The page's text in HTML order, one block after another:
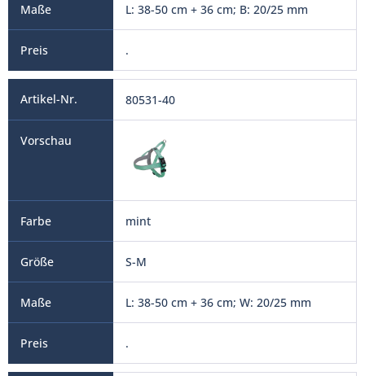
L: 38-50 cm + 36 cm; B: 20/25 mm
.
80531-40
mint
S-M
L: 38-50 cm + 36 cm; W: 20/25 mm
.